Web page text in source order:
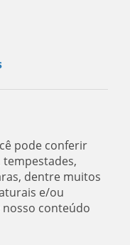
pode conferir
dentre muitos
e/ou
nosso conteúdo